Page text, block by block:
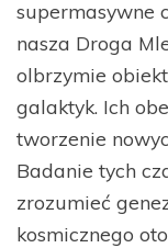
supermasywne
nasza Droga
olbrzymie
galaktyk. Ich
tworzenie
Badanie tych
zrozumieć
kosmicznego